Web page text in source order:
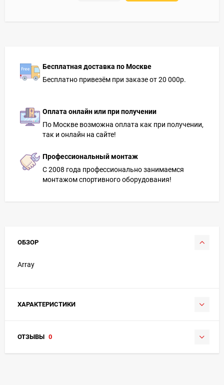
Бесплатная доставка по Москве
Бесплатно привезём при заказе от 20 000р.
Оплата онлайн или при получении
По Москве возможна оплата как при получении,
так и онлайн на сайте!
Профессиональный монтаж
С 2008 года профессионально занимаемся
монтажом спортивного оборудования!
ОБЗОР
Array
ХАРАКТЕРИСТИКИ
ОТЗЫВЫ 0